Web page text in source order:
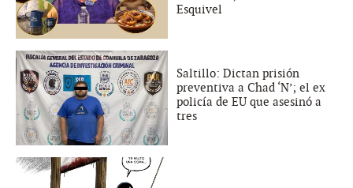
Esquivel
Saltillo: Dictan prisión
preventiva a Chad ‘N’; el ex
policía de EU que asesinó a
tres